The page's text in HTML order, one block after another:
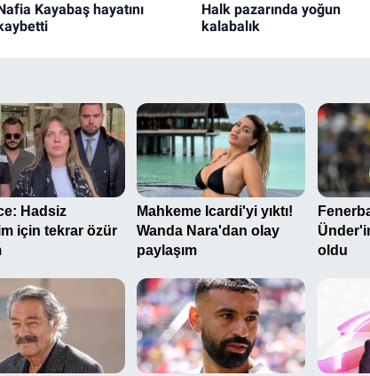
Kayabaş hayatını
Halk pazarında yoğun
kalabalık